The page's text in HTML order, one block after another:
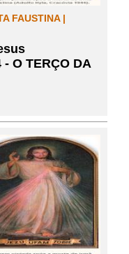
FAUSTINA |
O TERÇO DA